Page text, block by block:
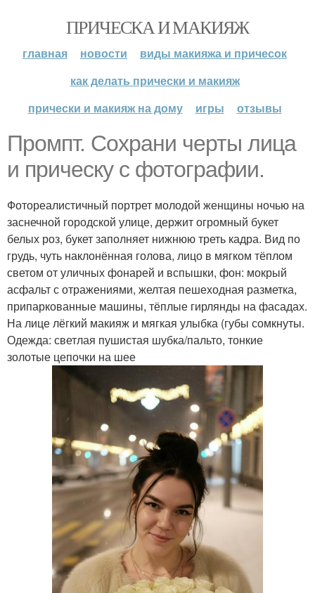
ПРИЧЕСКА И МАКИЯЖ
главная новости
виды макияжа и причесок
как делать прически и макияж
прически и макияж на дому
игры отзывы
Промпт. Сохрани черты лица
и прическу с фотографии.
Фотореалистичный портрет молодой женщины ночью на
заснечной городской улице, держит огромный букет
белых роз, букет заполняет нижнюю треть кадра. Вид по
грудь, чуть наклонённая голова, лицо в мягком тёплом
светом от уличных фонарей и вспышки, фон: мокрый
асфальт с отражениями, желтая пешеходная разметка,
припаркованные машины, тёплые гирлянды на фасадах.
На лице лёгкий макияж и мягкая улыбка (губы сомкнуты.
Одежда: светлая пушистая шубка/пальто, тонкие
золотые цепочки на шее